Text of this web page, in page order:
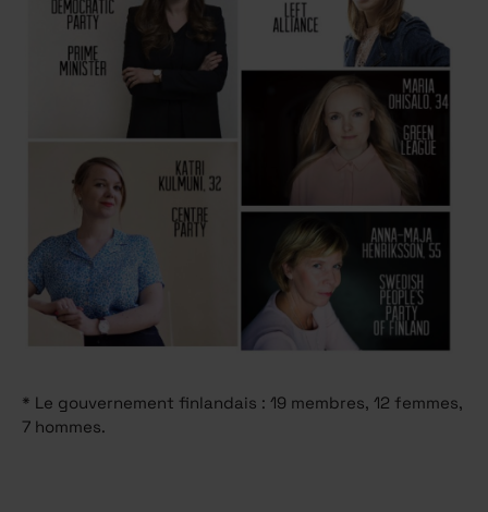
* Le gouvernement finlandais : 19 membres, 12 femmes,
7 hommes.